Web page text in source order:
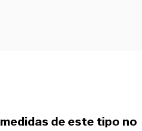
de este tipo no